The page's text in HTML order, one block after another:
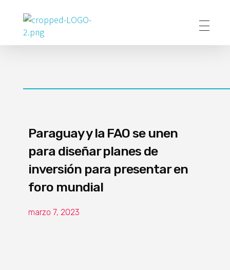
Poder Agropecuario
Paraguay y la FAO se unen
para diseñar planes de
inversión para presentar en
foro mundial
marzo 7, 2023